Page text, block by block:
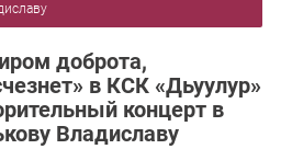
доброта,
в КСК «Дьуулур»
концерт в
Владиславу